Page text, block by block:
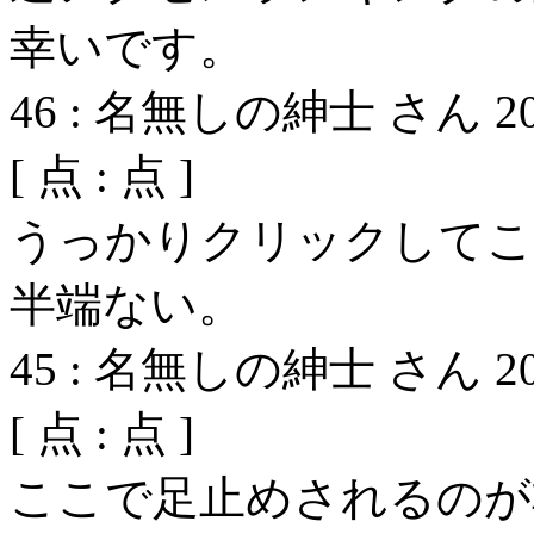
幸いです。
46 : 名無しの紳士 さん
[ 点 : 点 ]
うっかりクリックして
半端ない。
45 : 名無しの紳士 さん
[ 点 : 点 ]
ここで足止めされるの